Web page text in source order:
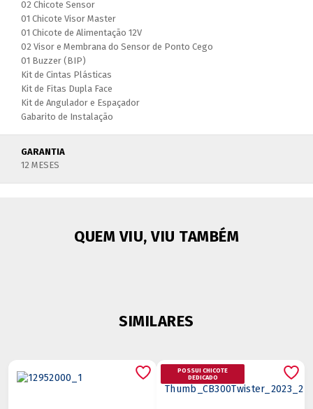
02 Chicote Sensor
01 Chicote Visor Master
01 Chicote de Alimentação 12V
02 Visor e Membrana do Sensor de Ponto Cego
01 Buzzer (BIP)
Kit de Cintas Plásticas
Kit de Fitas Dupla Face
Kit de Angulador e Espaçador
Gabarito de Instalação
GARANTIA
12 MESES
QUEM VIU, VIU TAMBÉM
SIMILARES
POSSUI CHICOTE
DEDICADO